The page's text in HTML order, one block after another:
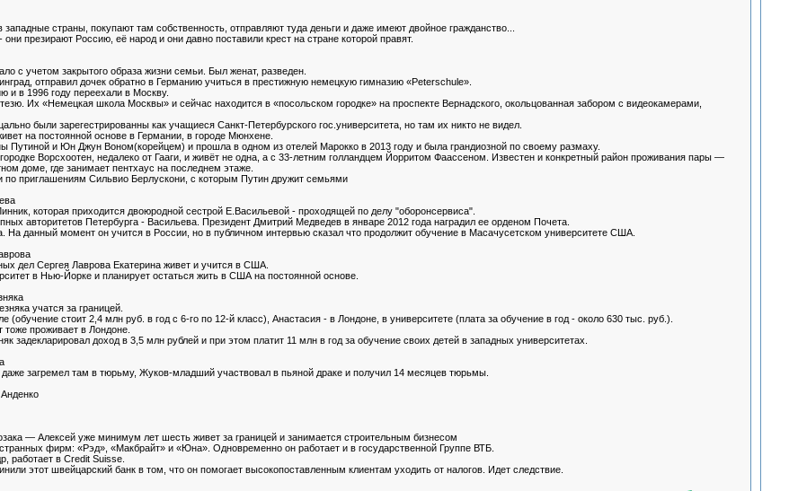
страны, покупают там собственность, отправляют туда деньги и даже имеют двойное гражданство...
презирают Россию, её народ и они давно поставили крест на стране которой правят.
с учетом закрытого образа жизни семьи. Был женат, разведен.
отправил дочек обратно в Германию учиться в престижную немецкую гимназию «Peterschule».
и в 1996 году переехали в Москву.
Их «Немецкая школа Москвы» и сейчас находится в «посольском городке» на проспекте Вернадского, окольцованная забором с видеокамерами,
были зарегестрированны как учащиеся Санкт-Петербурского гос.университета, но там их никто не видел.
на постоянной основе в Германии, в городе Мюнхене.
Путиной и Юн Джун Воном(корейцем) и прошла в одном из отелей Марокко в 2013 году и была грандиозной по своему размаху.
Ворсхоотен, недалеко от Гааги, и живёт не одна, а с 33-летним голландцем Йорритом Фаассеном. Известен и конкретный район проживания пары —
доме, где занимает пентхаус на последнем этаже.
по приглашениям Сильвио Берлускони, с которым Путин дружит семьями
которая приходится двоюродной сестрой Е.Васильевой - проходящей по делу "оборонсервиса".
авторитетов Петербурга - Васильева. Президент Дмитрий Медведев в январе 2012 года наградил ее орденом Почета.
данный момент он учится в России, но в публичном интервью сказал что продолжит обучение в Масачусетском университете США.
дел Сергея Лаврова Екатерина живет и учится в США.
в Нью-Йорке и планирует остаться жить в США на постоянной основе.
учатся за границей.
(обучение стоит 2,4 млн руб. в год с 6-го по 12-й класс), Анастасия - в Лондоне, в университете (плата за обучение в год - около 630 тыс. руб.).
проживает в Лондоне.
задекларировал доход в 3,5 млн рублей и при этом платит 11 млн в год за обучение своих детей в западных университетах.
загремел там в тюрьму, Жуков-младший участвовал в пьяной драке и получил 14 месяцев тюрьмы.
— Алексей уже минимум лет шесть живет за границей и занимается строительным бизнесом
фирм: «Рэд», «Макбрайт» и «Юна». Одновременно он работает и в государственной Группе ВТБ.
работает в Credit Suisse.
этот швейцарский банк в том, что он помогает высокопоставленным клиентам уходить от налогов. Идет следствие.